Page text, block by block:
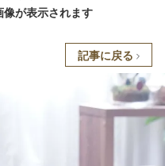
が表示されます
記事に戻る